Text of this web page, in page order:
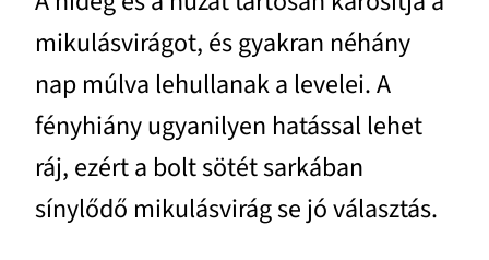
mikulásvirágot, és gyakran néhány
nap múlva lehullanak a levelei. A
fényhiány ugyanilyen hatással lehet
ráj, ezért a bolt sötét sarkában
sínylődő mikulásvirág se jó választás.